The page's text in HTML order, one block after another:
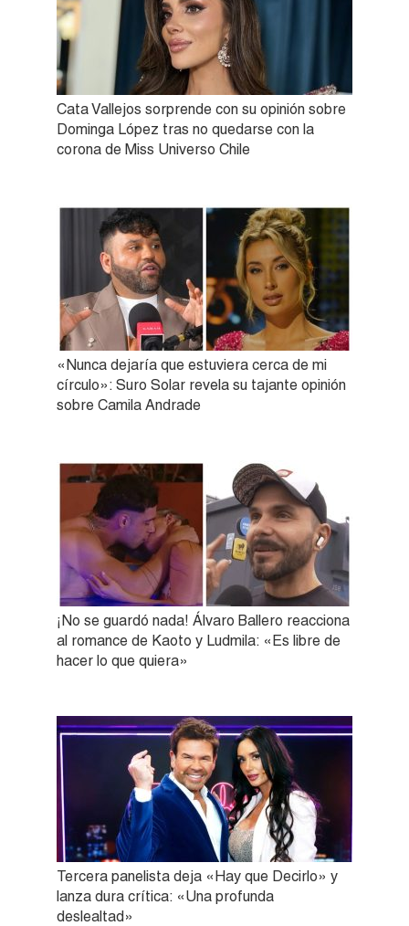
Cata Vallejos sorprende con su opinión sobre
Dominga López tras no quedarse con la
corona de Miss Universo Chile
«Nunca dejaría que estuviera cerca de mi
círculo»: Suro Solar revela su tajante opinión
sobre Camila Andrade
¡No se guardó nada! Álvaro Ballero reacciona
al romance de Kaoto y Ludmila: «Es libre de
hacer lo que quiera»
Tercera panelista deja «Hay que Decirlo» y
lanza dura crítica: «Una profunda
deslealtad»